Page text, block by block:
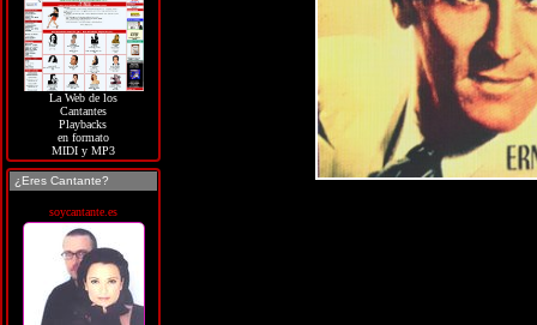
La Web de los
Cantantes
Playbacks
en formato
MIDI y MP3
¿Eres Cantante?
soycantante.es